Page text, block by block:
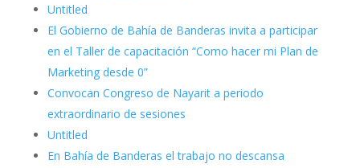
Untitled
El Gobierno de Bahía de Banderas invita a participar
en el Taller de capacitación “Como hacer mi Plan de
Marketing desde 0”
Convocan Congreso de Nayarit a periodo
extraordinario de sesiones
Untitled
En Bahía de Banderas el trabajo no descansa